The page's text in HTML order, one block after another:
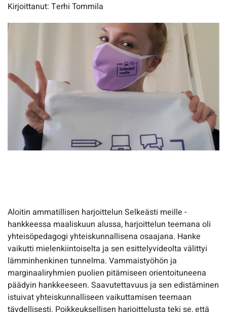
Kirjoittanut: Terhi Tommila
Aloitin ammatillisen harjoittelun Selkeästi meille -
hankkeessa maaliskuun alussa, harjoittelun teemana oli
yhteisöpedagogi yhteiskunnallisena osaajana. Hanke
vaikutti mielenkiintoiselta ja sen esittelyvideolta välittyi
lämminhenkinen tunnelma. Vammaistyöhön ja
marginaaliryhmien puolien pitämiseen orientoituneena
päädyin hankkeeseen. Saavutettavuus ja sen edistäminen
istuivat yhteiskunnalliseen vaikuttamisen teemaan
täydellisesti. Poikkeuksellisen harjoittelusta teki se, että